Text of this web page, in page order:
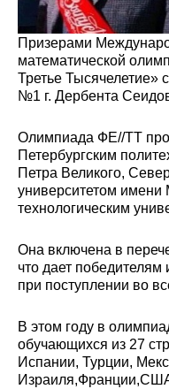
Призерами
математической
Третье Тысячелетие»
№1 г. Дербента
Олимпиада ФЕ//ТТ
Петербургским
Петра Великого,
университетом
технологическим
Она включена в
что дает
при поступлении во
В этом году в
обучающихся из 27
Испании, Турции,